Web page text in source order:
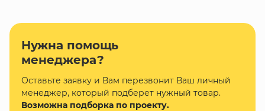
Нужна помощь
менеджера?
Оставьте заявку и Вам перезвонит Ваш личный
менеджер, который подберет нужный товар.
Возможна подборка по проекту.